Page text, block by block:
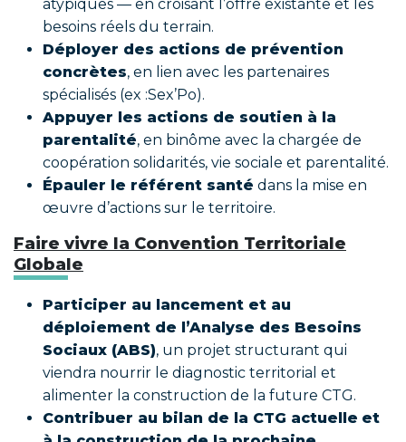
atypiques — en croisant l’offre existante et les
besoins réels du terrain.
Déployer des actions de prévention
concrètes, en lien avec les partenaires
spécialisés (ex :Sex’Po).
Appuyer les actions de soutien à la
parentalité, en binôme avec la chargée de
coopération solidarités, vie sociale et parentalité.
Épauler le référent santé dans la mise en
œuvre d’actions sur le territoire.
Faire vivre la Convention Territoriale
Globale
Participer au lancement et au
déploiement de l’Analyse des Besoins
Sociaux (ABS), un projet structurant qui
viendra nourrir le diagnostic territorial et
alimenter la construction de la future CTG.
Contribuer au bilan de la CTG actuelle et